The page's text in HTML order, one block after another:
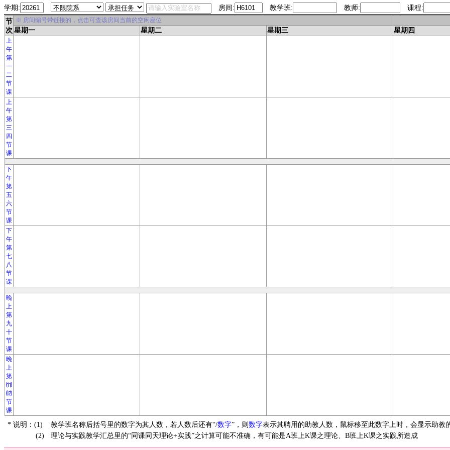
学期: 房间: 教学班: 教师: 课程:
节
次
※ 房间编号带链接的，点击可查该房间当前的空闲座位
星期一 星期二 星期三 星期四
上
午
第
一
二
节
课
上
午
第
三
四
节
课
下
午
第
五
六
节
课
下
午
第
七
八
节
课
晚
上
第
九
十
节
课
晚
上
第
⑾
⑿
节
课
* 说明：(1) 教学班名称后括号里的数字为其人数，若人数后还有“/数字”，则 数字表示其聘用的助教人数，鼠标移至此数字上时，会显示助教
(2)
理论与实践教学汇总里的“同课同天理论+实践”之计算可能不准确，有可能是A班上K课之理论、B班上K课之实践所造成